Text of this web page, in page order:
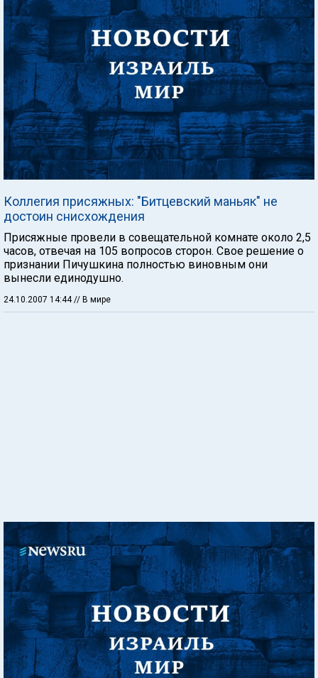
Коллегия присяжных: "Битцевский маньяк" не
достоин снисхождения
Присяжные провели в совещательной комнате около 2,5
часов, отвечая на 105 вопросов сторон. Свое решение о
признании Пичушкина полностью виновным они
вынесли единодушно.
24.10.2007 14:44 // В мире